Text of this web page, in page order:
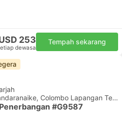
253
dewasa
Tempah sekarang
CMB Lapangan Terbang Bandaranaike, Colombo Lapangan Terbang
#G9587